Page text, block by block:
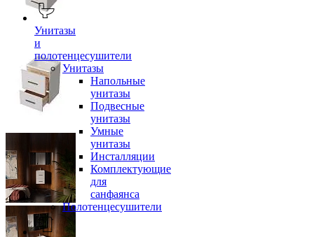
Унитазы
и
полотенцесушители
Унитазы
Напольные
унитазы
Подвесные
унитазы
Умные
унитазы
Инсталляции
Комплектующие
для
санфаянса
Полотенцесушители